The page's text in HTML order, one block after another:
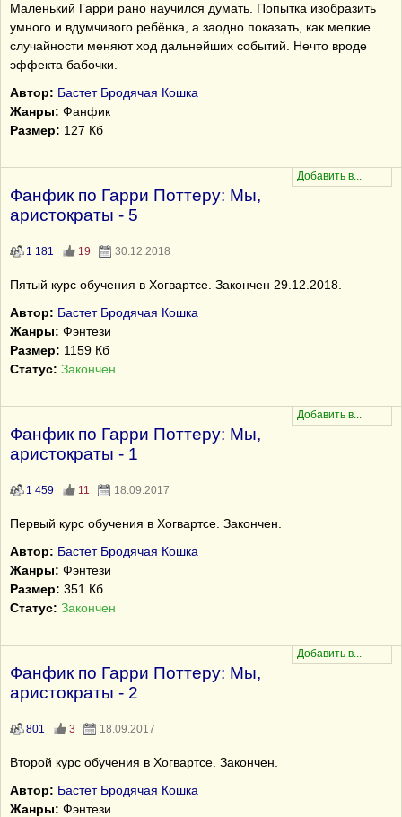
Маленький Гарри рано научился думать. Попытка изобразить
умного и вдумчивого ребёнка, а заодно показать, как мелкие
случайности меняют ход дальнейших событий. Нечто вроде
эффекта бабочки.
Автор: Бастет Бродячая Кошка
Жанры: Фанфик
Размер: 127 Кб
Фанфик по Гарри Поттеру: Мы,
аристократы - 5
1 181 19 30.12.2018
Пятый курс обучения в Хогвартсе. Закончен 29.12.2018.
Автор: Бастет Бродячая Кошка
Жанры: Фэнтези
Размер: 1159 Кб
Статус: Закончен
Фанфик по Гарри Поттеру: Мы,
аристократы - 1
1 459 11 18.09.2017
Первый курс обучения в Хогвартсе. Закончен.
Автор: Бастет Бродячая Кошка
Жанры: Фэнтези
Размер: 351 Кб
Статус: Закончен
Фанфик по Гарри Поттеру: Мы,
аристократы - 2
801 3 18.09.2017
Второй курс обучения в Хогвартсе. Закончен.
Автор: Бастет Бродячая Кошка
Жанры: Фэнтези